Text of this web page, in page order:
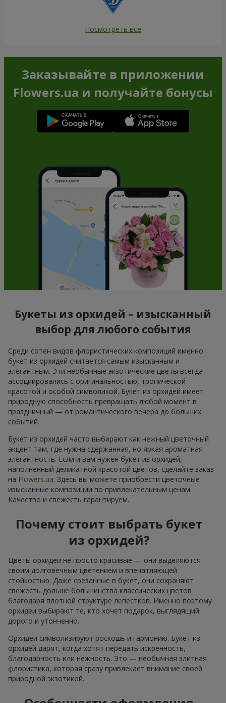
Посмотреть все
Заказывайте в приложении
Flowers.ua и получайте бонусы
Букеты из орхидей – изысканный
выбор для любого события
Среди сотен видов флористических композиций именно
букет из орхидей считается самым изысканным и
элегантным. Эти необычные экзотические цветы всегда
ассоциировались с оригинальностью, тропической
красотой и особой символикой. Букет из орхидей имеет
природную способность превращать любой момент в
праздничный — от романтического вечера до больших
событий.
Букет из орхидей часто выбирают как нежный цветочный
акцент там, где нужна сдержанная, но яркая ароматная
элегантность. Если и вам нужен букет из орхидей,
наполненный деликатной красотой цветов, сделайте заказ
на Flowers.ua. Здесь вы можете приобрести цветочные
изысканные композиции по привлекательным ценам.
Качество и свежесть гарантируем.
Почему стоит выбрать букет
из орхидей?
Цветы орхидеи не просто красивые — они выделяются
своим долговечным цветением и впечатляющей
стойкостью. Даже срезанные в букет, они сохраняют
свежесть дольше большинства классических цветов
благодаря плотной структуре лепестков. Именно поэтому
орхидеи выбирают те, кто хочет подарок, выглядящий
дорого и утонченно.
Орхидеи символизируют роскошь и гармонию. Букет из
орхидей дарят, когда хотят передать искренность,
благодарность или нежность. Это — необычная элитная
флористика, которая сразу привлекает внимание своей
природной экзотикой.